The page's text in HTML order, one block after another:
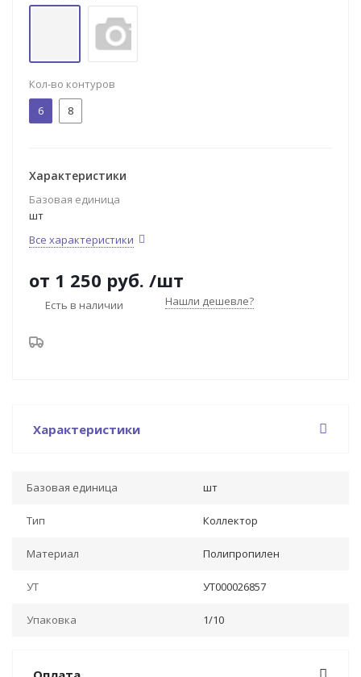
Кол-во контуров
6
8
Характеристики
Базовая единица
шт
Все характеристики
от 1 250 руб. /шт
Есть в наличии Нашли дешевле?
Характеристики
Базовая единица шт
Тип Коллектор
Материал Полипропилен
УТ УТ000026857
Упаковка 1/10